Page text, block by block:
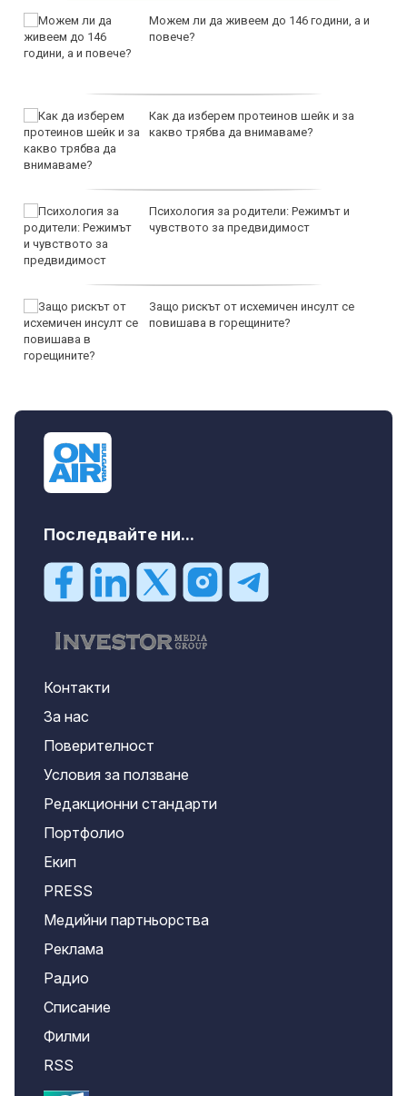
Можем ли да живеем до 146 години, а и
повече?
Как да изберем протеинов шейк и за
какво трябва да внимаваме?
Психология за родители: Режимът и
чувството за предвидимост
Защо рискът от исхемичен инсулт се
повишава в горещините?
Последвайте ни...
Контакти
За нас
Поверителност
Условия за ползване
Редакционни стандарти
Портфолио
Екип
PRESS
Медийни партньорства
Реклама
Радио
Списание
Филми
RSS